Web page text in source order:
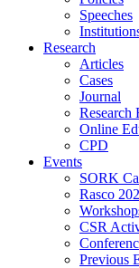
Speeches
Research
Articles
Cases
Journal
Research
Online
CPD
Events
SORK
Rasco
CSR
Previous